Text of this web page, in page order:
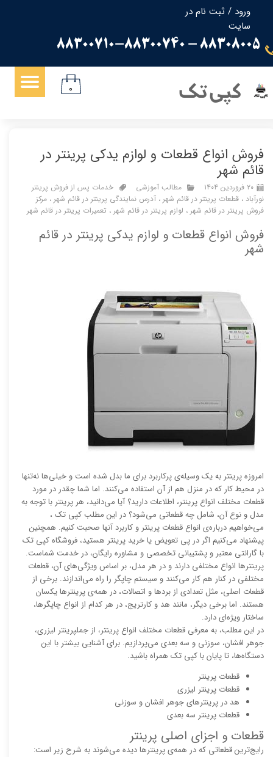
ورود / ثبت نام در
سایت
حساب کاربری من
تغییر گذر واژه
سفارشات
88308005 - 88300710-88300740
کپی تک ۰
فروش انواع قطعات و لوازم یدکی پرینتر در
قائم شهر
۲۰ فروردین ۱۴۰۴ مطالب آموزشی
خدمات پس از فروش پرینتر
نورآباد ، قطعات پرینتر در قائم شهر ، آدرس نمایندگی پرینتر در قائم شهر ، مرکز
فروش پرینتر در قائم شهر ، لوازم پرینتر در قائم شهر ، تعمیرات پرینتر در قائم شهر
فروش انواع قطعات و لوازم یدکی پرینتر در قائم
شهر
امروزه پرینتر به یک وسیله‌ی پرکاربرد برای ما بدل شده است و خیلی‌ها نه‌تنها
در محیط کار که در منزل هم از آن استفاده می‌کنند. اما شما چقدر در مورد
قطعات مختلف انواع پرینتر، اطلاعات دارید؟ آیا می‌دانید، هر پرینتر با توجه به
مدل و نوع آن، شامل چه قطعاتی می‌شود؟ در این مطلب کپی تک ،
می‌خواهیم درباره‌ی انواع قطعات پرینتر و کاربرد آنها صحبت کنیم. همچنین
پیشنهاد می‌کنیم اگر در پی تعویض یا خرید پرینتر هستید، فروشگاه کپی تک
با گارانتی معتبر و پشتیبانی تخصصی و مشاوره رایگان، در خدمت شماست.
پرینترها انواع مختلفی دارند و در هر مدل، بر اساس ویژگی‌های آن، قطعات
مختلفی در کنار هم کار می‌کنند و سیستم چاپگر را راه می‌اندازند. برخی از
قطعات اصلی، مثل تعدادی از بردها و اتصالات، در همه‌ی پرینترها یکسان
هستند. اما برخی دیگر، مانند هد و کارتریج، در هر کدام از انواع چاپگرها،
ساختار ویژه‌ای دارد.
در این مطلب، به معرفی قطعات مختلف انواع پرینتر، از جملپرینتر لیزری،
جوهر افشان، سوزنی و سه بعدی می‌پردازیم. برای آشنایی بیشتر با این
دستگاه‌ها، تا پایان با کپی تک همراه باشید.
قطعات پرینتر
قطعات پرینتر لیزری
هد در پرینترهای جوهر افشان و سوزنی
قطعات پرینتر سه بعدی
قطعات و اجزای اصلی پرینتر
رایج‌ترین قطعاتی که در همه‌ی پرینترها دیده می‌شوند به شرح زیر است: